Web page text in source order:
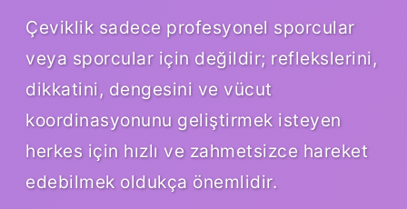
Çeviklik sadece profesyonel sporcular
veya sporcular için değildir; reflekslerini,
dikkatini, dengesini ve vücut
koordinasyonunu geliştirmek isteyen
herkes için hızlı ve zahmetsizce hareket
edebilmek oldukça önemlidir.